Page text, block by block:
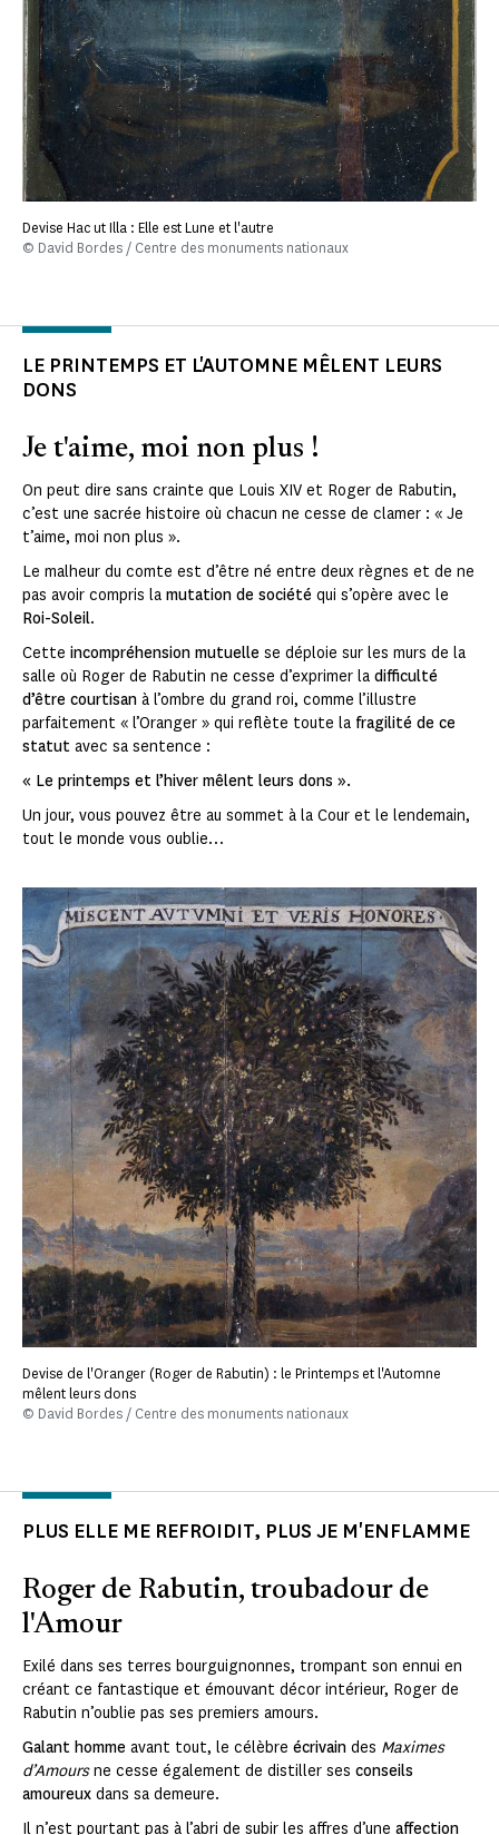
Devise Hac ut Illa : Elle est Lune et l'autre
© David Bordes / Centre des monuments nationaux
LE PRINTEMPS ET L'AUTOMNE MÊLENT LEURS
DONS
Je t'aime, moi non plus !
On peut dire sans crainte que Louis XIV et Roger de Rabutin,
c’est une sacrée histoire où chacun ne cesse de clamer : « Je
t’aime, moi non plus ».
Le malheur du comte est d’être né entre deux règnes et de ne
pas avoir compris la mutation de société qui s’opère avec le
Roi-Soleil.
Cette incompréhension mutuelle se déploie sur les murs de la
salle où Roger de Rabutin ne cesse d’exprimer la difficulté
d’être courtisan à l’ombre du grand roi, comme l’illustre
parfaitement « l’Oranger » qui reflète toute la fragilité de ce
statut avec sa sentence :
« Le printemps et l’hiver mêlent leurs dons ».
Un jour, vous pouvez être au sommet à la Cour et le lendemain,
tout le monde vous oublie…
Devise de l'Oranger (Roger de Rabutin) : le Printemps et l'Automne
mêlent leurs dons
© David Bordes / Centre des monuments nationaux
PLUS ELLE ME REFROIDIT, PLUS JE M'ENFLAMME
Roger de Rabutin, troubadour de
l'Amour
Exilé dans ses terres bourguignonnes, trompant son ennui en
créant ce fantastique et émouvant décor intérieur, Roger de
Rabutin n’oublie pas ses premiers amours.
Galant homme avant tout, le célèbre écrivain des Maximes
d’Amoursne cesse également de distiller ses conseils
amoureux dans sa demeure.
Il n’est pourtant pas à l’abri de subir les affres d’une affection